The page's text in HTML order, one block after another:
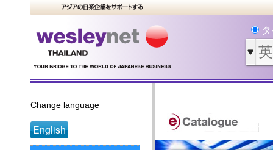
Change language
English